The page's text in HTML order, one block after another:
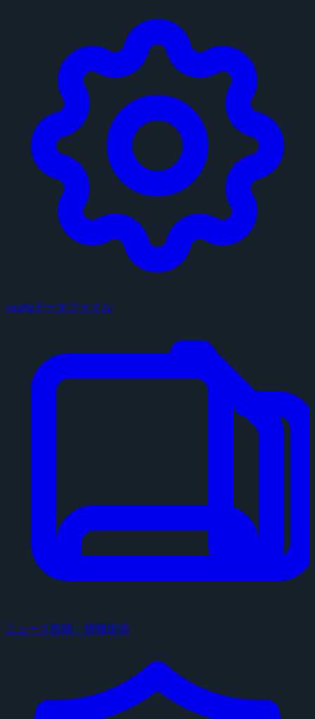
configデータファイル
ニュース投稿・情報提供